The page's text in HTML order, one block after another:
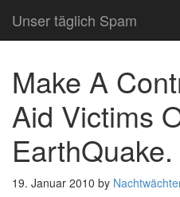
Unser täglich Spam
Make A
Aid Victims
EarthQuake.
19. Januar 2010 by